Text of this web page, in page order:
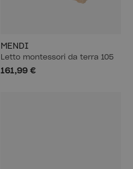
MENDI
Letto montessori da terra 105
161,99 €